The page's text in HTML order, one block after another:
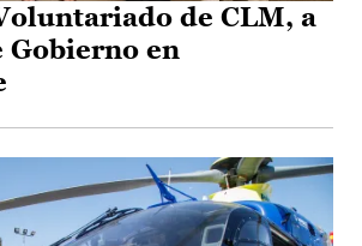
de CLM, a
Gobierno en